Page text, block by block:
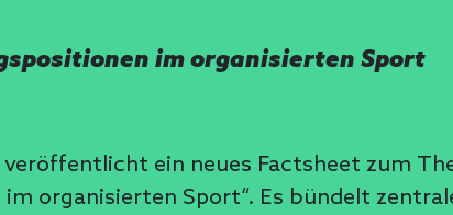
im organisierten Sport
ein neues Factsheet zum
organisierten Sport“. Es bündelt